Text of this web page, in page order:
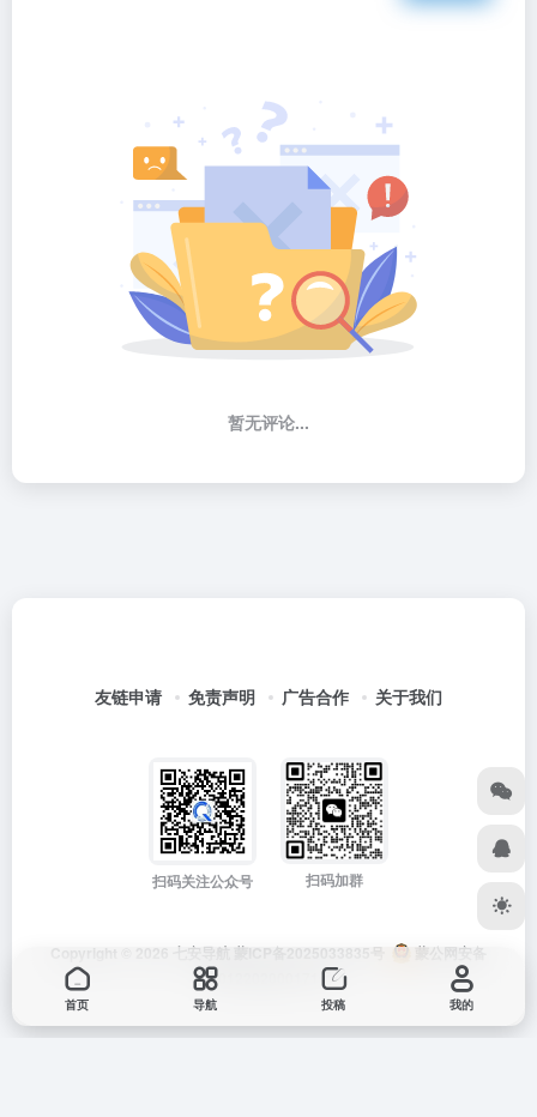
暂无评论...
友链申请 免责声明 广告合作 关于我们
扫码关注公众号 扫码加群
Copyright © 2026 七安导航 蒙ICP备2025033835号
蒙公网安备
15012202000171号
首页 导航 投稿 我的